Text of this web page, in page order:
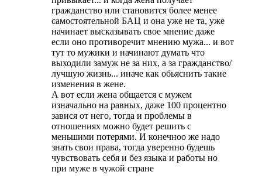
гражданство или становится более менее
самостоятельной БАЦ и она уже не та, уже
начинает высказывать свое мнение даже
если оно противоречит мнению мужа... и вот
тут то мужики и начинают думать что
выходили замуж не за них, а за гражданство/
лучшую жизнь... иначе как обьяснить такие
изменения в жене.
А вот если жена общается с мужем
изначально на равных, даже 100 процентно
завися от него, тогда и проблемы в
отношениях можно будет решить с
меньшими потерями. И конечноо же надо
знать свои права, тогда уверенно будешь
чувствовать себя и без языка и работы но
при муже в чужой стране